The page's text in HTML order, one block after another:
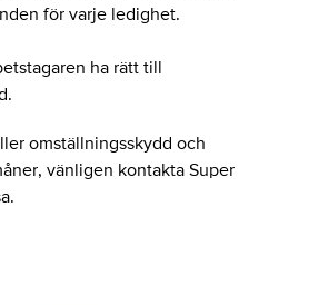
för varje ledighet.
ha rätt till
omställningsskydd och
vänligen kontakta Super